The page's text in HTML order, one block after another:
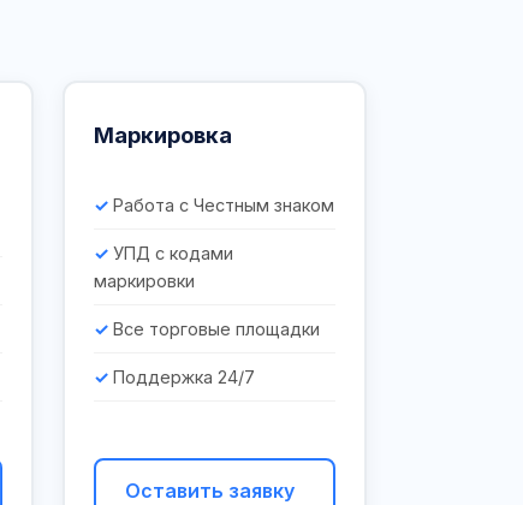
Маркировка
Работа с Честным знаком
УПД с кодами
маркировки
Все торговые площадки
Поддержка 24/7
Оставить заявку